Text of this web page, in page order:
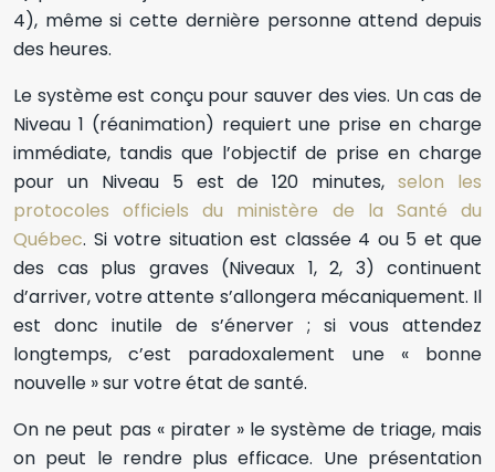
4), même si cette dernière personne attend depuis
des heures.
Le système est conçu pour sauver des vies. Un cas de
Niveau 1 (réanimation) requiert une prise en charge
immédiate, tandis que l’objectif de prise en charge
pour un Niveau 5 est de 120 minutes,selon les
protocoles officiels du ministère de la Santé du
Québec. Si votre situation est classée 4 ou 5 et que
des cas plus graves (Niveaux 1, 2, 3) continuent
d’arriver, votre attente s’allongera mécaniquement. Il
est donc inutile de s’énerver ; si vous attendez
longtemps, c’est paradoxalement une « bonne
nouvelle » sur votre état de santé.
On ne peut pas « pirater » le système de triage, mais
on peut le rendre plus efficace. Une présentation